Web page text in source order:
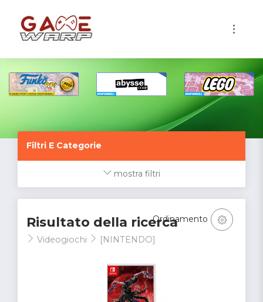
Filtri E Categorie
mostra filtri
Risultato della ricerca
Videogiochi [NINTENDO]
Ordinamento